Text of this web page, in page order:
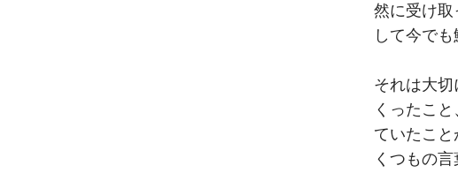
然に受け取
して今で
それは大
くったこ
ていたこ
くつもの